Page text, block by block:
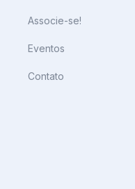
Associe-se!
Eventos
Contato